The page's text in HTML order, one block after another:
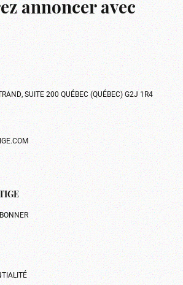
annoncer avec
SUITE 200 QUÉBEC (QUÉBEC) G2J 1R4